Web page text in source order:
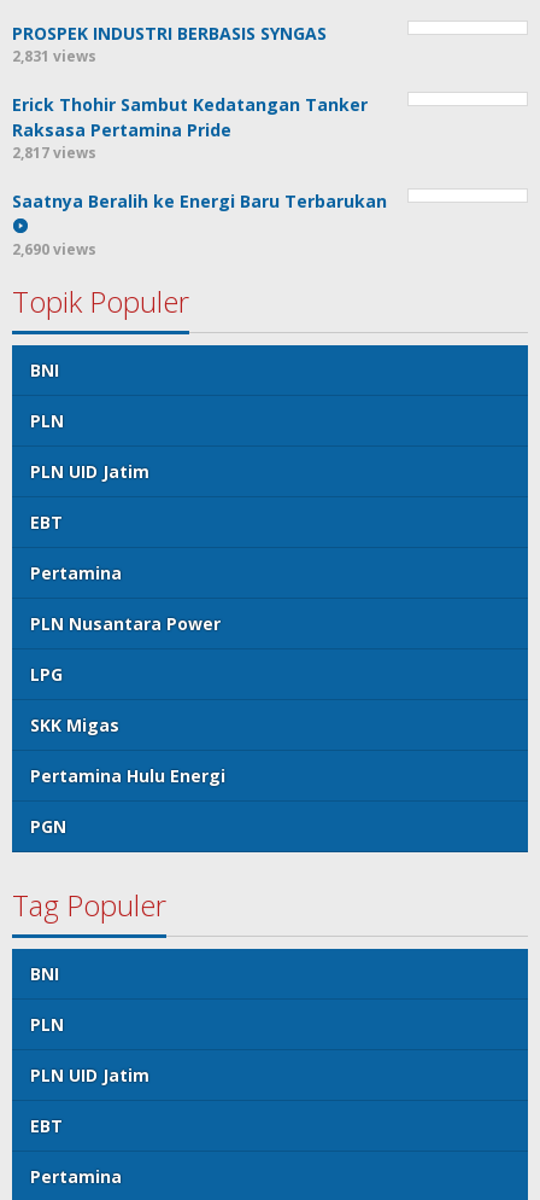
PROSPEK INDUSTRI BERBASIS SYNGAS
2,831 views
Erick Thohir Sambut Kedatangan Tanker
Raksasa Pertamina Pride
2,817 views
Saatnya Beralih ke Energi Baru Terbarukan
2,690 views
Topik Populer
BNI
PLN
PLN UID Jatim
EBT
Pertamina
PLN Nusantara Power
LPG
SKK Migas
Pertamina Hulu Energi
PGN
Tag Populer
BNI
PLN
PLN UID Jatim
EBT
Pertamina